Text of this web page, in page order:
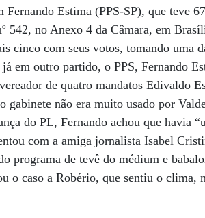
Estima (PPS-SP), que teve
542, no Anexo 4 da Câmara, em
cinco com seus votos, tomando uma
em outro partido, o PPS, Fernando
de quatro mandatos Edivaldo
gabinete não era muito usado por
do PL, Fernando achou que havia
com a amiga jornalista Isabel
programa de tevê do médium e
o caso a Robério, que sentiu o clima,